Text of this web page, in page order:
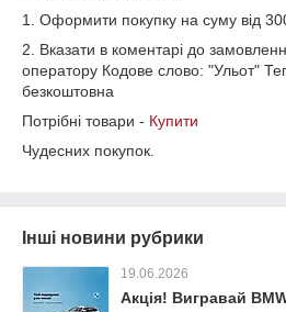
1. Оформити покупку на суму від
2. Вказати в коментарі до
оператору Кодове слово: "Ульот"
безкоштовна
Потрібні товари - Купити
Чудесних покупок.
Інші новини рубрики
19.06.2026
Акція! Вигравай